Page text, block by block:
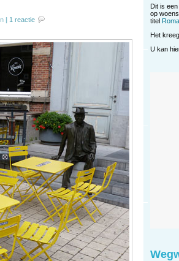
| 1 reactie
Dit is
op
titel
Het
U kan